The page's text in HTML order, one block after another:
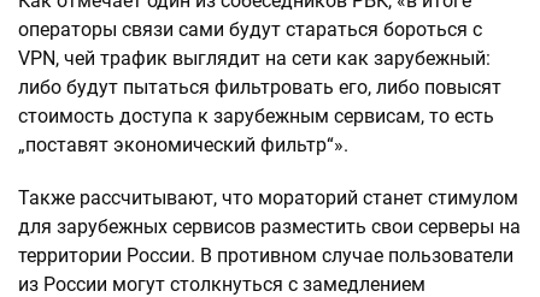
операторы связи сами будут стараться бороться с
VPN, чей трафик выглядит на сети как зарубежный:
либо будут пытаться фильтровать его, либо повысят
стоимость доступа к зарубежным сервисам, то есть
„поставят экономический фильтр“».
Также рассчитывают, что мораторий станет стимулом
для зарубежных сервисов разместить свои серверы на
территории России. В противном случае пользователи
из России могут столкнуться с замедлением